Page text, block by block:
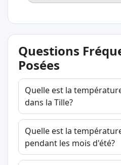
Questions
Posées
Quelle est la
dans la Tille?
Quelle est la
pendant les mois d'été?